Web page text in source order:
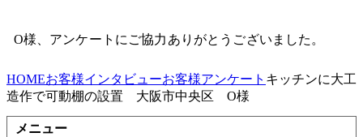
O様、アンケートにご協力ありがとうございました。
HOMEお客様インタビューお客様アンケート キッチンに大工
造作で可動棚の設置 大阪市中央区 O様
メニュー